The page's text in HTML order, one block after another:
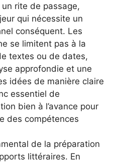
rite de passage,
qui nécessite un
conséquent. Les
se limitent pas à la
textes ou de dates,
approfondie et une
idées de manière claire
essentiel de
bien à l’avance pour
des compétences
de la préparation
littéraires. En